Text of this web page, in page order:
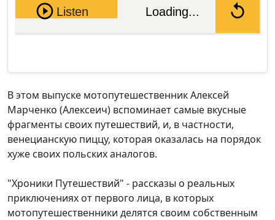
Pause
Listen Loading...
В этом выпуске мотопутешественник Алексей
Марченко (Алексеич) вспоминает самые вкусные
фрагменты своих путешествий, и, в частности,
венецианскую пиццу, которая оказалась на порядок
хуже своих польских аналогов.
"Хроники Путешествий" - рассказы о реальных
приключениях от первого лица, в которых
мотопутешественники делятся своим собственным